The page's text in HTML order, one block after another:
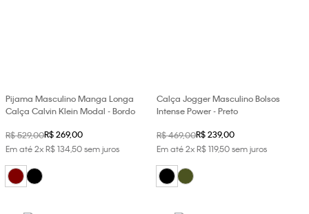
Pijama Masculino Manga Longa
Calça Calvin Klein Modal - Bordo
R$529,00R$269,00
Em até2xR$13450sem juros
Calça Jogger Masculino Bolsos
Intense Power - Preto
R$469,00R$239,00
Em até2xR$119,50sem juros